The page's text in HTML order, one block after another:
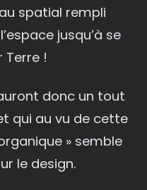
spatial rempli
jusqu’à se
Terre !
donc un tout
qui au vu de cette
» semble
le design.